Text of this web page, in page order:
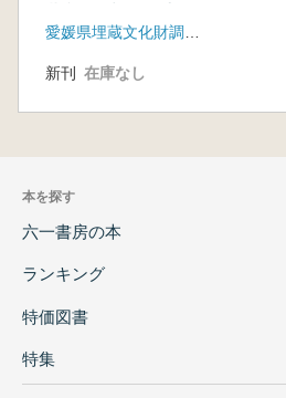
新刊 在庫なし
本を探す
六一書房の本
ランキング
特価図書
特集